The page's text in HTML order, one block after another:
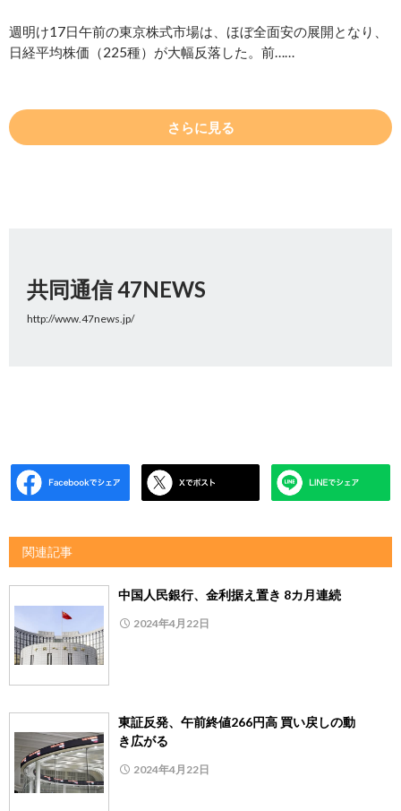
週明け17日午前の東京株式市場は、ほぼ全面安の展開となり、
日経平均株価（225種）が大幅反落した。前……
さらに見る
共同通信 47NEWS
http://www.47news.jp/
関連記事
中国人民銀行、金利据え置き 8カ月連続
2024年4月22日
東証反発、午前終値266円高 買い戻しの動
き広がる
2024年4月22日